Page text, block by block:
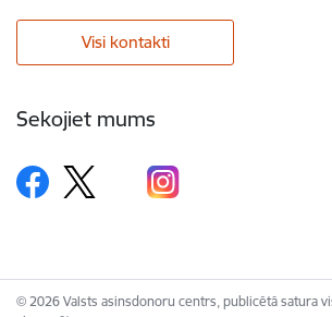
Visi kontakti
Sekojiet mums
© 2026 Valsts asinsdonoru centrs, publicētā satura